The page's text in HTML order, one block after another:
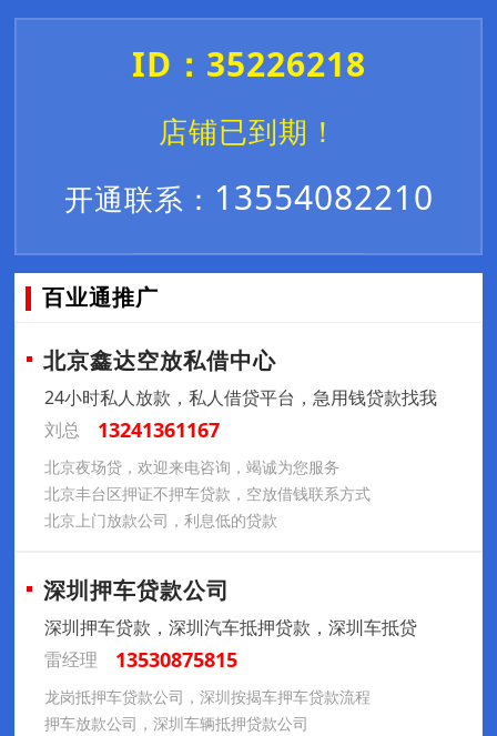
ID：35226218
店铺已到期！
开通联系： 13554082210
百业通推广
北京鑫达空放私借中心
24小时私人放款，私人借贷平台，急用钱贷款找我
刘总
13241361167
北京夜场贷，欢迎来电咨询，竭诚为您服务
北京丰台区押证不押车贷款，空放借钱联系方式
北京上门放款公司，利息低的贷款
深圳押车贷款公司
深圳押车贷款，深圳汽车抵押贷款，深圳车抵贷
雷经理
13530875815
龙岗抵押车贷款公司，深圳按揭车押车贷款流程
押车放款公司，深圳车辆抵押贷款公司